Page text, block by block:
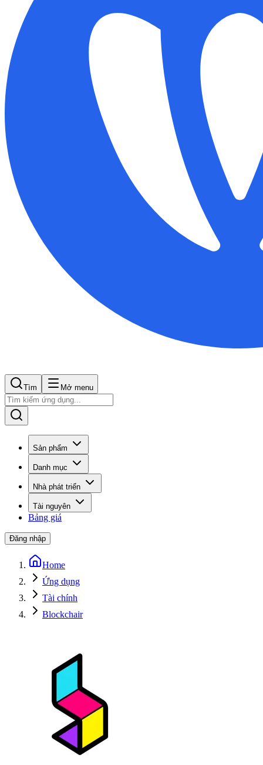
Tìm Mở menu
Sản phẩm
Danh mục
Nhà phát triển
Tài nguyên
Bảng giá
Đăng nhập
Home
Ứng dụng
Tài chính
Blockchair